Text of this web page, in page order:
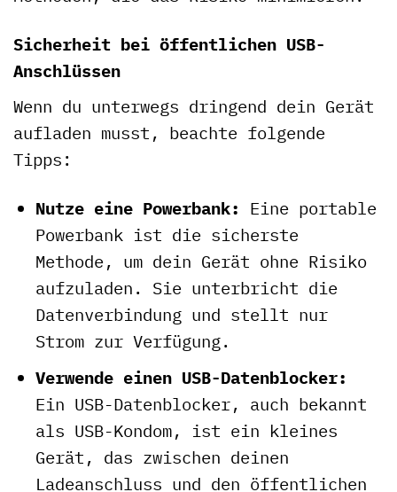
Sicherheit bei öffentlichen USB-
Anschlüssen
Wenn du unterwegs dringend dein Gerät
aufladen musst, beachte folgende
Tipps:
Nutze eine Powerbank: Eine portable
Powerbank ist die sicherste
Methode, um dein Gerät ohne Risiko
aufzuladen. Sie unterbricht die
Datenverbindung und stellt nur
Strom zur Verfügung.
Verwende einen USB-Datenblocker:
Ein USB-Datenblocker, auch bekannt
als USB-Kondom, ist ein kleines
Gerät, das zwischen deinen
Ladeanschluss und den öffentlichen